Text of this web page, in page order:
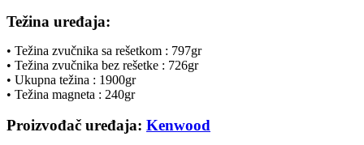
Težina uređaja:
• Težina zvučnika sa rešetkom : 797gr
• Težina zvučnika bez rešetke : 726gr
• Ukupna težina : 1900gr
• Težina magneta : 240gr
Proizvođač uređaja: Kenwood